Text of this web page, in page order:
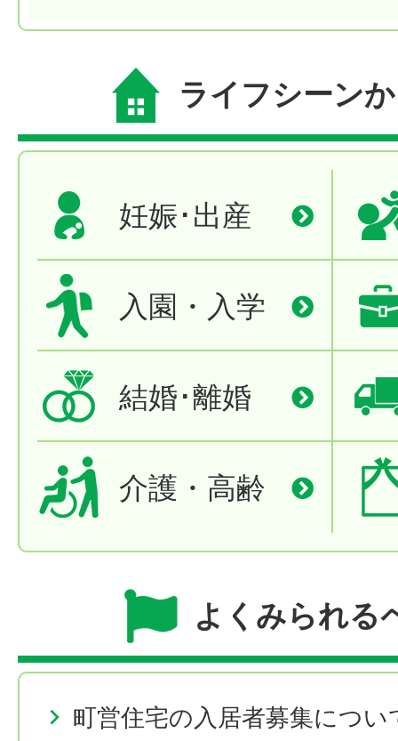
ライフシーン
妊娠･出産
入園・入学
結婚･離婚
介護・高齢
よくみられる
町営住宅の入居者募集につい